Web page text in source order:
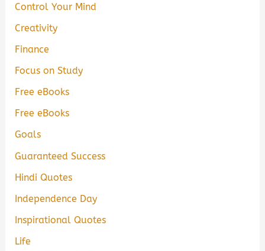
Control Your Mind
Creativity
Finance
Focus on Study
Free eBooks
Free eBooks
Goals
Guaranteed Success
Hindi Quotes
Independence Day
Inspirational Quotes
Life